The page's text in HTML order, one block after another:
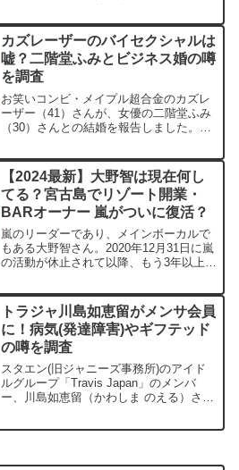
ちゃった pic.twitter.com/N1fO3WKPqA—
木村唯人 禿げろ (@Man...
カズレーザーのバイセクシャルは
嘘？二階堂ふみとビジネス婚の噂
を調査
お笑いコンビ・メイプル超合金のカズレ
ーザー（41）さんが、女優の二階堂ふみ
（30）さんとの結婚を報告しました。ご
pic.twitter.com/JvSip6FgWf— カズレーザ
ー (@kazlasersub) Au...
【2024最新】大野智は現在何し
てる？宮古島でリゾート開業・
BARオーナー 嵐がついに復活？
嵐のリーダーであり、メインボーカルで
もある大野智さん。2020年12月31日に嵐
の活動が休止されて以降、もう3年以上表
か、2024年4月10に、嵐が新会社を設立
しました。嵐は今年デビュー25周年であ
り、ファ...
トラジャ川島如恵留がメンサ会員
に！病気(発達障害)やギフテッド
の噂を調査
スタエン(旧ジャニーズ事務所)のアイド
ルグループ「Travis Japan」のメンバ
ー、川島如恵留（かわしま のえる）さん
な高IQ団体MENSA（メンサ）の会員に